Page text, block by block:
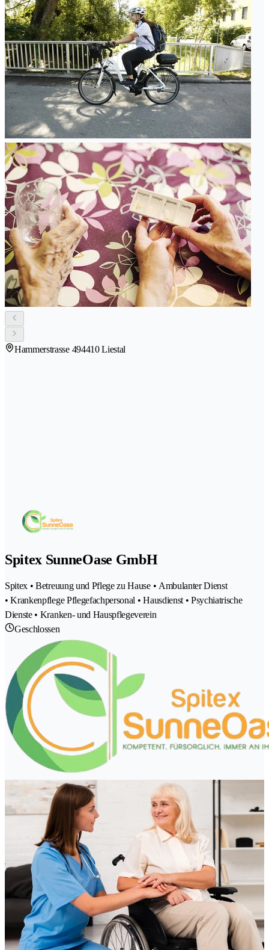
Hammerstrasse 494410 Liestal
Spitex SunneOase GmbH
Spitex • Betreuung und Pflege zu Hause • Ambulanter Dienst
• Krankenpflege Pflegefachpersonal • Hausdienst • Psychiatrische
Dienste • Kranken- und Hauspflegeverein
Geschlossen